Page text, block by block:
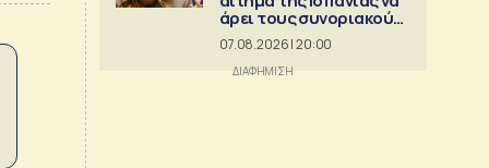
άρει τους συνοριακούς
περιορισμούς
07.08.2026 | 20:00